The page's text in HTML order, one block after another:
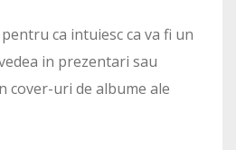
ca intuiesc ca va fi un
in prezentari sau
cover-uri de albume ale